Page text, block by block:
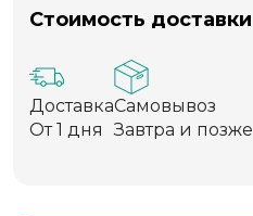
Стоимость доставки
Доставка
От 1 дня
Самовывоз
Завтра и позже